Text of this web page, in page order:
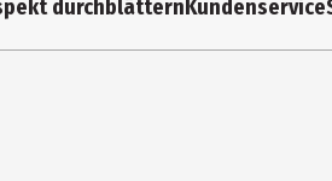
durchblätternKundenservice